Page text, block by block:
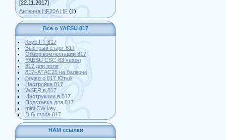
[22.11.2017]
Антенна HF20A HF (1)
Все о YAESU 817
Клуб FT 817
Быстрый старт 817
Обзор комлектации 817
YAESU CSC-83 чехол
817 для поля
817+АТАС25 на балконе
Видео о 817 Ютуб
Настройка 817
WSPR в 817
Инструкции в 817
Подставка для 817
mini CW key
DIG mode 817
HAM ссылки